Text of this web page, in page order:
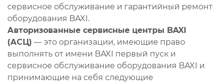
сервисное обслуживание и гарантийный ремонт
оборудования BAXI.
Авторизованные сервисные центры BAXI
(АСЦ) — это организации, имеющие право
выполнять от имени BAXI первый пуск и
сервисное обслуживание оборудования BAXI и
принимающие на себя следующие